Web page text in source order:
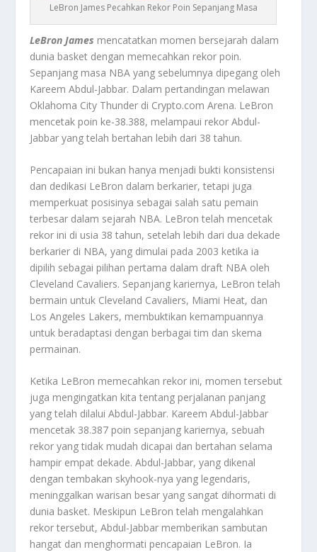
LeBron James Pecahkan Rekor Poin Sepanjang Masa
LeBron James mencatatkan momen bersejarah dalam
dunia basket dengan memecahkan rekor poin.
Sepanjang masa NBA yang sebelumnya dipegang oleh
Kareem Abdul-Jabbar. Dalam pertandingan melawan
Oklahoma City Thunder di Crypto.com Arena. LeBron
mencetak poin ke-38.388, melampaui rekor Abdul-
Jabbar yang telah bertahan lebih dari 38 tahun.
Pencapaian ini bukan hanya menjadi bukti konsistensi
dan dedikasi LeBron dalam berkarier, tetapi juga
memperkuat posisinya sebagai salah satu pemain
terbesar dalam sejarah NBA. LeBron telah mencetak
rekor ini di usia 38 tahun, setelah lebih dari dua dekade
berkarier di NBA, yang dimulai pada 2003 ketika ia
dipilih sebagai pilihan pertama dalam draft NBA oleh
Cleveland Cavaliers. Sepanjang kariernya, LeBron telah
bermain untuk Cleveland Cavaliers, Miami Heat, dan
Los Angeles Lakers, membuktikan kemampuannya
untuk beradaptasi dengan berbagai tim dan skema
permainan.
Ketika LeBron memecahkan rekor ini, momen tersebut
juga mengingatkan kita tentang perjalanan panjang
yang telah dilalui Abdul-Jabbar. Kareem Abdul-Jabbar
mencetak 38.387 poin sepanjang kariernya, sebuah
rekor yang tidak mudah dicapai dan bertahan selama
hampir empat dekade. Abdul-Jabbar, yang dikenal
dengan tembakan skyhook-nya yang legendaris,
meninggalkan warisan besar yang sangat dihormati di
dunia basket. Meskipun LeBron telah mengalahkan
rekor tersebut, Abdul-Jabbar memberikan sambutan
hangat dan menghormati pencapaian LeBron. Ia